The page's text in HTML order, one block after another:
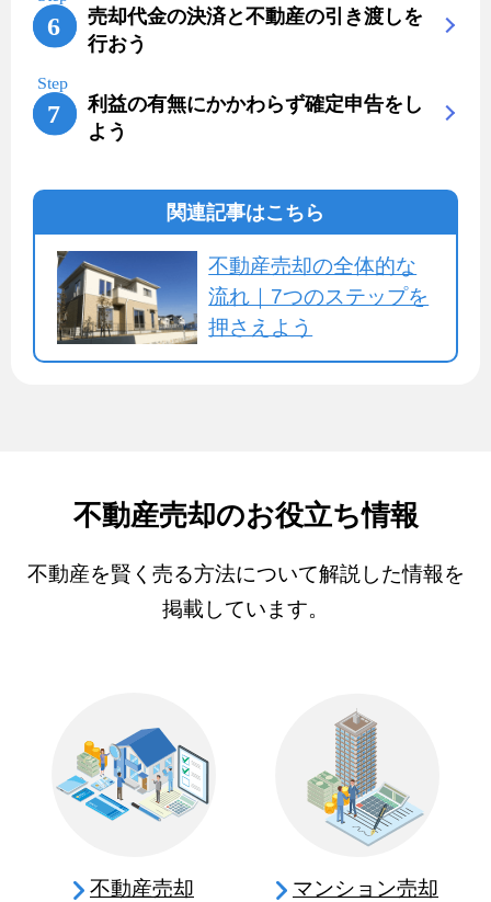
売却代金の決済と不動産の引き渡しを
行おう
利益の有無にかかわらず確定申告をし
よう
関連記事はこちら
不動産売却の全体的な
流れ｜7つのステップを
押さえよう
不動産売却のお役立ち情報
不動産を賢く売る方法について解説した情報を
掲載しています。
不動産売却 マンション売却